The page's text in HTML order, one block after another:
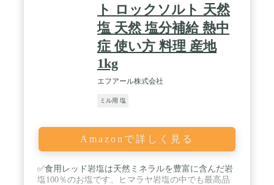
ト ロックソルト 天然
塩 天然 塩分補給 熱中
症 使い方 料理 産地
1kg
エフアール株式会社
ミル用 塩
Amazonで詳しく見る
✅食用レッド岩塩は天然ミネラルを豊富に含んだ岩
塩100％のお塩です。ヒマラヤ岩塩の中でも最高品